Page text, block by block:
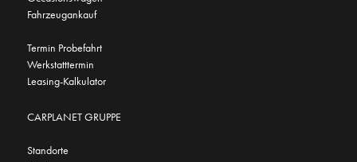
Fahrzeugankauf
Termin Probefahrt
Werkstatttermin
Leasing-Kalkulator
CARPLANET GRUPPE
Standorte